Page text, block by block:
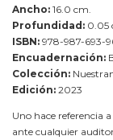
Ancho: 16.0 cm.
Profundidad: 0.05
ISBN: 978-987-693-
Encuadernación:
Colección:
Edición: 2023
Uno hace referencia
ante cualquier